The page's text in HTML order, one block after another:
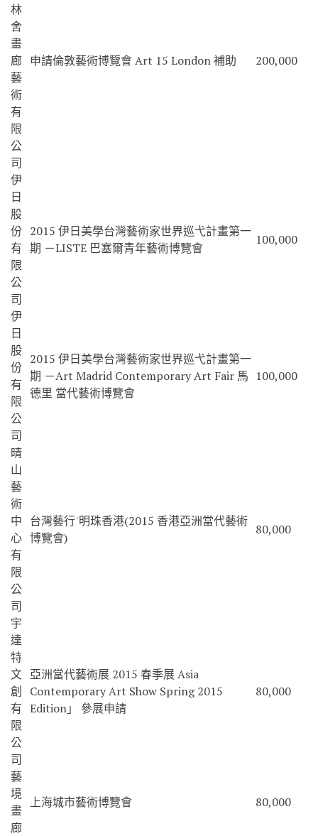
林
舍
畫
廊
藝
術
有
限
公
司
申請倫敦藝術博覽會 Art 15 London 補助 200,000
伊
日
股
份
有
限
公
司
2015 伊日美學台灣藝術家世界巡弋計畫第一
期 －LISTE 巴塞爾青年藝術博覽會
100,000
伊
日
股
份
有
限
公
司
2015 伊日美學台灣藝術家世界巡弋計畫第一
期 －Art Madrid Contemporary Art Fair 馬
德里 當代藝術博覽會
100,000
晴
山
藝
術
中
心
有
限
公
司
台灣藝行˙明珠香港(2015 香港亞洲當代藝術
博覽會)
80,000
宇
達
特
文
創
有
限
公
司
亞洲當代藝術展 2015 春季展 Asia
Contemporary Art Show Spring 2015
Edition」 參展申請
80,000
藝
境
畫
廊
上海城市藝術博覽會 80,000